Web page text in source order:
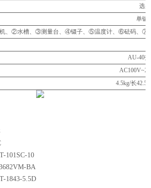
选
单键
、②水槽、③测量台、④镊子、⑤温度计、⑥砝码、⑦
AU-40
4.5kg/长42.5
101SC-10
BA
1843-5.5D